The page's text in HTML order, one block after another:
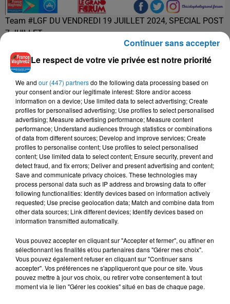
Team #LGF DU VENDREDI 19 JUILLET 2024, SPECIAL POST
7 JUILLET
12h52
12h52
ADLENE
Bye Bye
12h50
12h50
NASR MEGRI
Congé
12h47
12h47
MOHA K
Salamalek
L'HOROSCOPE
Le respect de votre vie privée est notre priorité
We and our (447) partnersdo the following data processing based on
your consent and/or our legitimate interest: Store and/or access
information on a device; Use limited data to select advertising; Create
profiles for personalised advertising; Use profiles to select personalised
advertising; Measure advertising performance; Measure content
performance; Understand audiences through statistics or combinations
of data from different sources; Develop and improve services; Create
profiles to personalise content; Use profiles to select personalised
content; Use limited data to select content; Ensure security, prevent and
detect fraud, and fix errors; Deliver and present advertising and content;
Save and communicate privacy choices. These technologies may
process personal data such as IP address and browsing data to offer
following functionalities: Identify devices based on information actively
requested; Use precise geolocation data; Match and combine data from
other data sources; Link different devices; Identify devices based on
information transmitted automatically.
Vous pouvez accepter en cliquant sur "Accepter et fermer", ou affiner en
sélectionnant les finalités et/ou partenaires dans "Gérer mes choix".
Vous pouvez également refuser en cliquant sur "Continuer sans
accepter". Vos préférences ne s'appliqueront que pour ce site. Vous
pouvez mettre à jour vos choix, ou retirer votre consentement à tout
moment via le lien "Gérer les cookies" situé en bas de chaque page.
Continuer sans accepter